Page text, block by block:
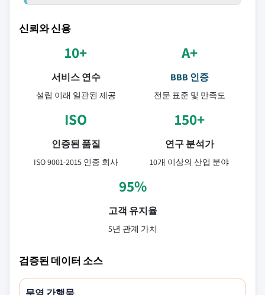
신뢰와 신용
10+
서비스 연수
설립 이래 일관된 제공
A+
BBB 인증
전문 표준 및 만족도
ISO
인증된 품질
ISO 9001-2015 인증 회사
150+
연구 분석가
10개 이상의 산업 분야
95%
고객 유지율
5년 관계 가치
검증된 데이터 소스